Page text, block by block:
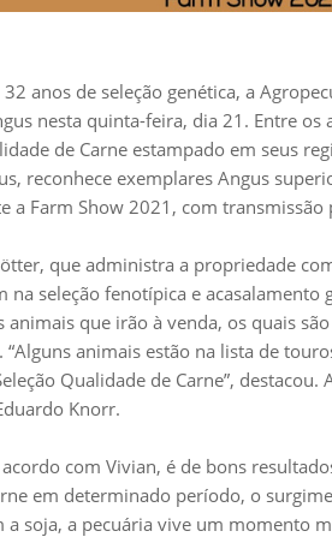
anos de seleção genética, a
nesta quinta-feira, dia 21. Entre
de Carne estampado em seus
reconhece exemplares Angus
a Farm Show 2021, com transmissão
que administra a propriedade
na seleção fenotípica e
que irão à venda, os quais
animais estão na lista de
Qualidade de Carne”,
Knorr.
com Vivian, é de bons
em determinado período, o
a soja, a pecuária vive um momento